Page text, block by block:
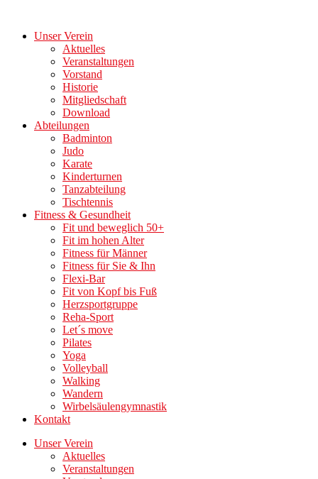
springenUnser Verein
Aktuelles
Veranstaltungen
Vorstand
Historie
Mitgliedschaft
Download
Abteilungen
Badminton
Judo
Karate
Kinderturnen
Tanzabteilung
Tischtennis
Fitness & Gesundheit
Fit und beweglich 50+
Fit im hohen Alter
Fitness für Männer
Fitness für Sie & Ihn
Flexi-Bar
Fit von Kopf bis Fuß
Herzsportgruppe
Reha-Sport
Let´s move
Pilates
Yoga
Volleyball
Walking
Wandern
Wirbelsäulengymnastik
Kontakt
Unser Verein
Aktuelles
Veranstaltungen